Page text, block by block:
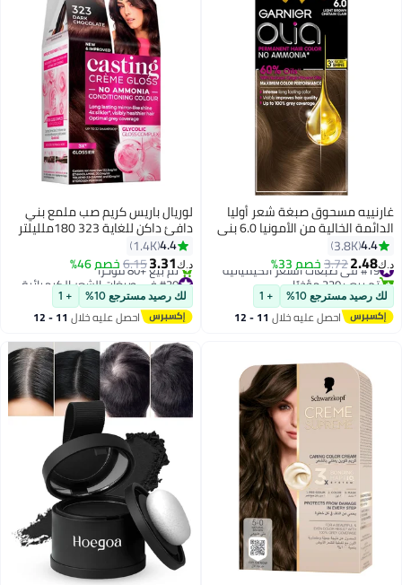
غارنييه مسحوق صبغة شعر أوليا
الدائمة الخالية من الأمونيا 6.0 بني
فاتح4.4
3.8K
د.ك‏2.48
3.72خصم 33% #19 في صبغات الشعر الكيميائية
تم بيع +220 مؤخرًا
#19 في صبغات الشعر الكيميائية
لك رصيد مسترجع 10% + 1
احصل عليه خلال 11 - 12
لوريال باريس كريم صب ملمع بني
دافئ داكن للغاية 323 180ملليلتر
4.4
1.4K
د.ك‏3.31
6.15خصم 46%
#30 في صبغات الشعر الكيميائية
أقل سعر في 7 يوم
تم بيع +80 مؤخرًا
#30 في صبغات الشعر الكيميائية
لك رصيد مسترجع 10% + 1
احصل عليه خلال 11 - 12